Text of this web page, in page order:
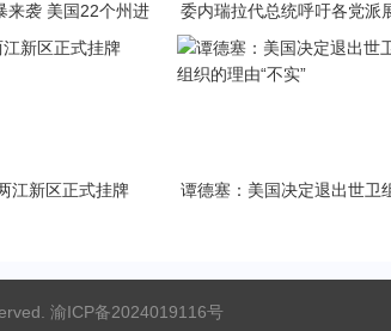
来袭 美国22个州进
入紧急状态
委内瑞拉代总统呼吁各党派
开政治对话
江新区正式挂牌
谭德塞：美国决定退出世卫
渝ICP备2024019116号